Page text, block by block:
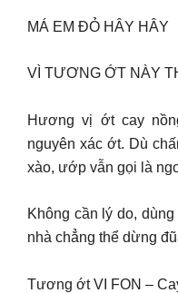
MÁ EM ĐỎ HÂY HÂY
VÌ TƯƠNG ỚT NÀY
Hương vị ớt cay
nguyên xác ớt. Dù
xào, ướp vẫn gọi là
Không cần lý do,
nhà chẳng thể dừng
Tương ớt VI FON –